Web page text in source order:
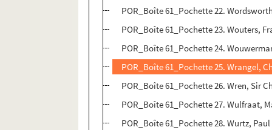
POR_Boîte 61_Pochette 22.
POR_Boîte 61_Pochette 23. Wouters,
POR_Boîte 61_Pochette 24.
POR_Boîte 61_Pochette 25. Wrangel,
POR_Boîte 61_Pochette 26. Wren, Sir
POR_Boîte 61_Pochette 27. Wulfraat,
POR_Boîte 61_Pochette 28. Wurtz, Paul